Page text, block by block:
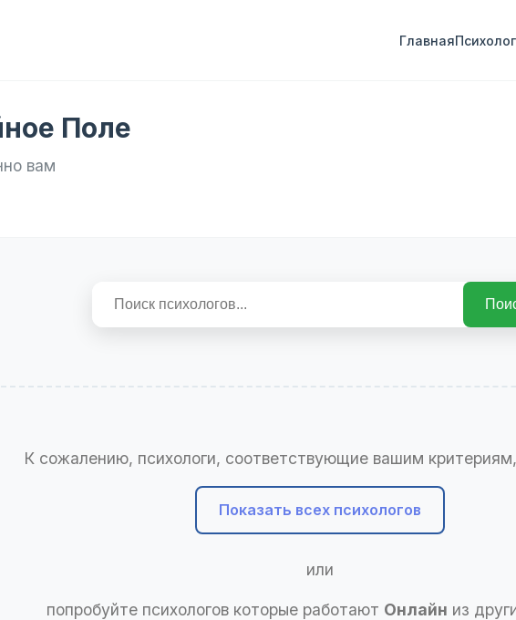
Главная
Поле
вам
К сожалению, психологи, соответствующие вашим
Показать всех психологов
или
попробуйте психологов которые работают Онлайн из